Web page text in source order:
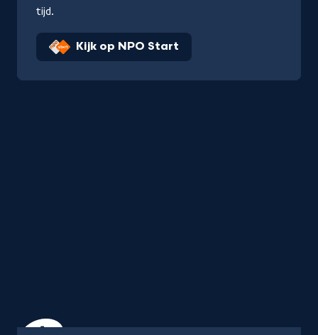
tijd.
Kijk op NPO Start